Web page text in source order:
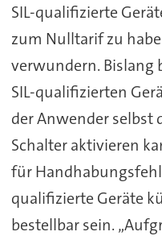
SIL-qualifizierte
zum Nulltarif zu
verwundern. Bislang
SIL-qualifizierten
der Anwender selbst
Schalter aktivieren
für
qualifizierte Geräte
bestellbar sein.